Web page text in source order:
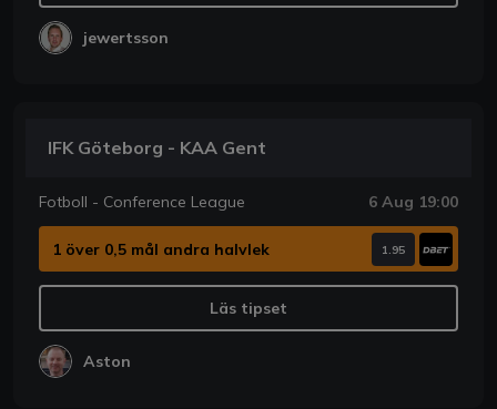
jewertsson
IFK Göteborg - KAA Gent
Fotboll - Conference League 6 Aug 19:00
1 över 0,5 mål andra halvlek 1.95
Läs tipset
Aston